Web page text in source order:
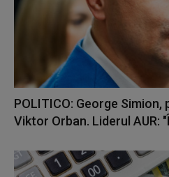
POLITICO: George Simion,
Viktor Orban. Liderul AUR: